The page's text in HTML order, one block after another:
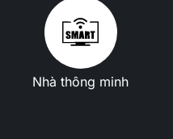
Nhà thông minh